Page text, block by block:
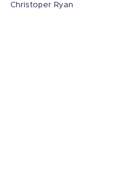
Christoper Ryan